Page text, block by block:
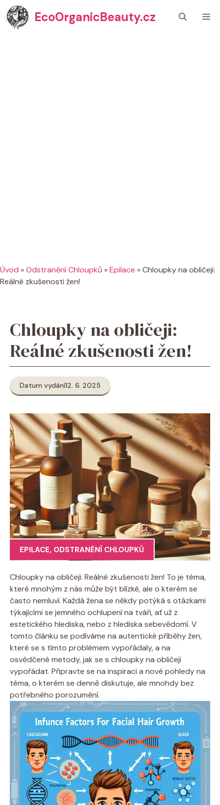
Přeskočit
na
obsah
EcoOrganicBeauty.cz
Úvod »Odstranění Chloupků »Epilace »Chloupky na obličeji:
Reálné zkušenosti žen!
Chloupky na obličeji:
Reálné zkušenosti žen!
Datum vydání12. 6. 2025
EPILACE, ODSTRANĚNÍ CHLOUPKŮ
Chloupky na obličeji: Reálné zkušenosti žen! To je téma,
které mnohým z nás může být blízké, ale o kterém se
často nemluví. Každá žena se někdy potýká s otázkami
týkajícími se jemného ochlupení na tváři, ať už z
estetického hlediska, nebo z hlediska sebevědomí. V
tomto článku se podíváme na autentické příběhy žen,
které se s tímto problémem vypořádaly, a na
osvědčené metody, jak se s chloupky na obličeji
vypořádat. Připravte se na inspiraci a nové pohledy na
téma, o kterém se denně diskutuje, ale mnohdy bez
potřebného porozumění.